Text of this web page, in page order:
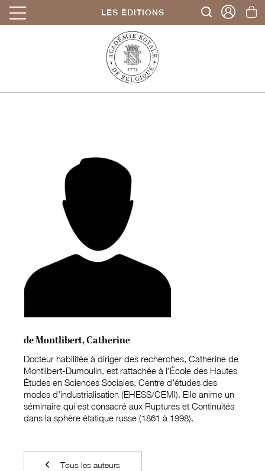
LES ÉDITIONS
de Montlibert, Catherine
Docteur habilitée à diriger des recherches, Catherine de
Montlibert-Dumoulin, est rattachée à l’École des Hautes
Études en Sciences Sociales, Centre d’études des
modes d’industrialisation (EHESS/CEMI). Elle anime un
séminaire qui est consacré aux Ruptures et Continuités
dans la sphère étatique russe (1861 à 1998).
Tous les auteurs